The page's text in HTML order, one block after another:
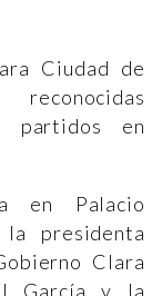
Ciudad de
partidos en
en Palacio
la presidenta
Clara
García y la